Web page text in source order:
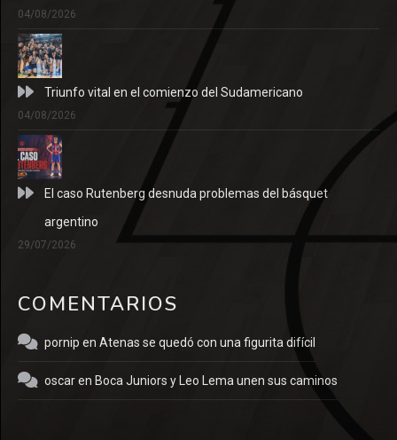
04/08/2026
Triunfo vital en el comienzo del Sudamericano
04/08/2026
El caso Rutenberg desnuda problemas del básquet
argentino
29/07/2026
COMENTARIOS
pornip en Atenas se quedó con una figurita difícil
oscaren Boca Juniors y Leo Lema unen sus caminos